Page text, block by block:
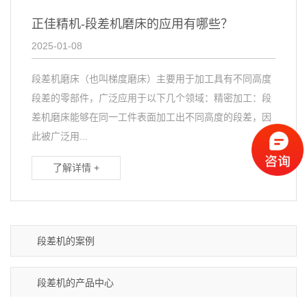
正佳精机-段差机磨床的应用有哪些？
2025-01-08
段差机磨床（也叫梯度磨床）主要用于加工具有不同高度
段差的零部件，广泛应用于以下几个领域：精密加工：段
差机磨床能够在同一工件表面加工出不同高度的段差，因
此被广泛用...
了解详情 +
段差机的案例
段差机的产品中心